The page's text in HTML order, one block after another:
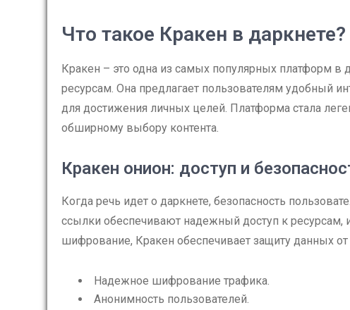
Что такое Кракен в даркнете?
Кракен – это одна из самых популярных платформ
ресурсам. Она предлагает пользователям удобный
для достижения личных целей. Платформа стала
обширному выбору контента.
Кракен онион: доступ и
Когда речь идет о даркнете, безопасность
ссылки обеспечивают надежный доступ к ресурсам,
шифрование, Кракен обеспечивает защиту данных от
Надежное шифрование трафика.
Анонимность пользователей.